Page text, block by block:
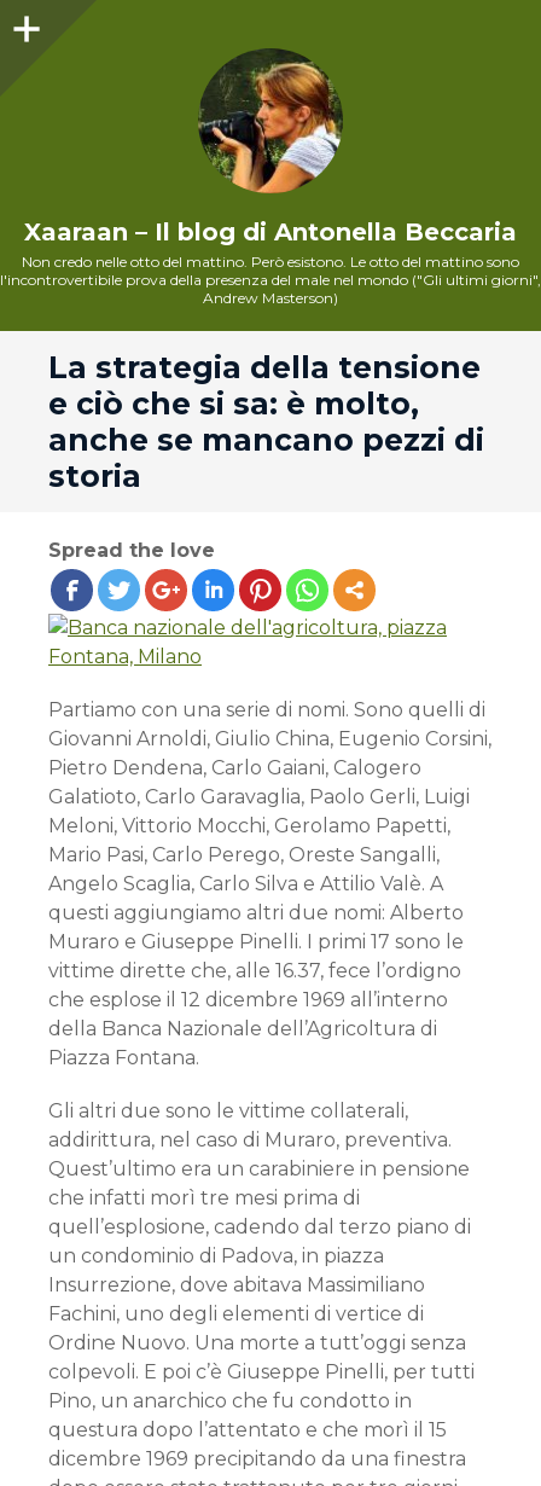
Xaaraan – Il blog di Antonella Beccaria
Non credo nelle otto del mattino. Però esistono. Le otto del mattino sono
l'incontrovertibile prova della presenza del male nel mondo ("Gli ultimi giorni",
Andrew Masterson)
La strategia della tensione
e ciò che si sa: è molto,
anche se mancano pezzi di
storia
Spread the love
Partiamo con una serie di nomi. Sono quelli di
Giovanni Arnoldi, Giulio China, Eugenio Corsini,
Pietro Dendena, Carlo Gaiani, Calogero
Galatioto, Carlo Garavaglia, Paolo Gerli, Luigi
Meloni, Vittorio Mocchi, Gerolamo Papetti,
Mario Pasi, Carlo Perego, Oreste Sangalli,
Angelo Scaglia, Carlo Silva e Attilio Valè. A
questi aggiungiamo altri due nomi: Alberto
Muraro e Giuseppe Pinelli. I primi 17 sono le
vittime dirette che, alle 16.37, fece l’ordigno
che esplose il 12 dicembre 1969 all’interno
della Banca Nazionale dell’Agricoltura di
Piazza Fontana.
Gli altri due sono le vittime collaterali,
addirittura, nel caso di Muraro, preventiva.
Quest’ultimo era un carabiniere in pensione
che infatti morì tre mesi prima di
quell’esplosione, cadendo dal terzo piano di
un condominio di Padova, in piazza
Insurrezione, dove abitava Massimiliano
Fachini, uno degli elementi di vertice di
Ordine Nuovo. Una morte a tutt’oggi senza
colpevoli. E poi c’è Giuseppe Pinelli, per tutti
Pino, un anarchico che fu condotto in
questura dopo l’attentato e che morì il 15
dicembre 1969 precipitando da una finestra